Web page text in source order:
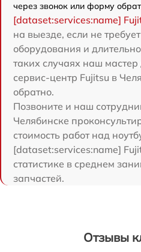
через звонок или форму
[dataset:services:name]
на выезде, если не
оборудования и
таких случаях наш
сервис-центр Fujitsu в
обратно.
Позвоните и наш
Челябинске
стоимость работ над
[dataset:services:name]
статистике в среднем
запчастей.
Отзывы